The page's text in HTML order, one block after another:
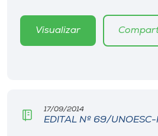
MuseuVisualizar
17/09/2014
EDITAL Nº 69/